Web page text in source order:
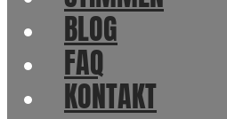
BLOG
FAQ
KONTAKT